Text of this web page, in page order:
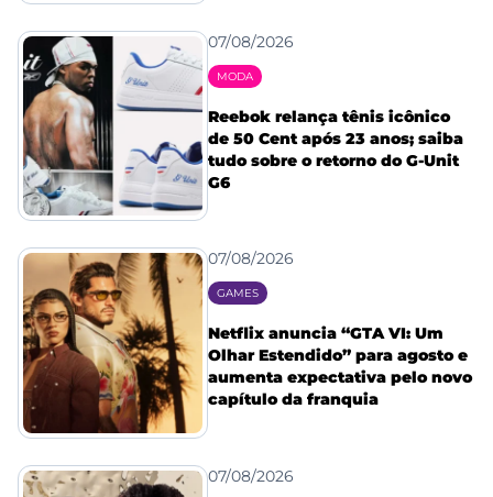
07/08/2026
MODA
Reebok relança tênis icônico
de 50 Cent após 23 anos; saiba
tudo sobre o retorno do G-Unit
G6
07/08/2026
GAMES
Netflix anuncia “GTA VI: Um
Olhar Estendido” para agosto e
aumenta expectativa pelo novo
capítulo da franquia
07/08/2026